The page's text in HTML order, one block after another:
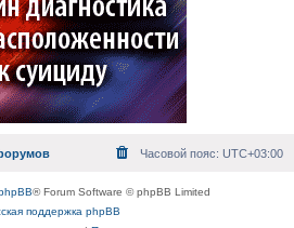
Часовой пояс: UTC+03:00
® Forum Software © phpBB Limited
поддержка phpBB